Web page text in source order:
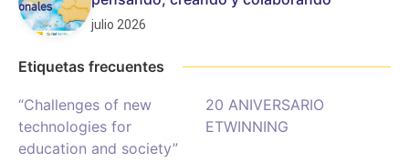
julio 2026
Etiquetas frecuentes
“Challenges of new
technologies for
education and society”
20 ANIVERSARIO
ETWINNING